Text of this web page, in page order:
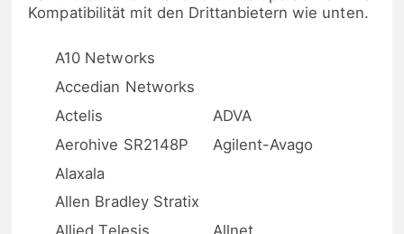
Kompatibilität mit den Drittanbietern wie unten.
A10 Networks
Accedian Networks
Actelis
ADVA
Aerohive SR2148P
Agilent-Avago
Alaxala
Allen Bradley Stratix